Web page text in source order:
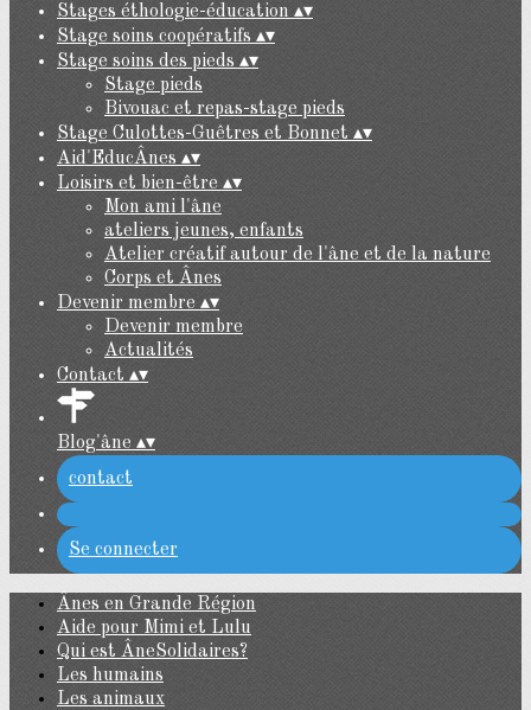
Stages éthologie-éducation ▴▾
Stage soins coopératifs ▴▾
Stage soins des pieds ▴▾
Stage pieds
Bivouac et repas-stage pieds
Stage Culottes-Guêtres et Bonnet ▴▾
Aid'EducÂnes ▴▾
Loisirs et bien-être ▴▾
Mon ami l'âne
ateliers jeunes, enfants
Atelier créatif autour de l'âne et de la nature
Corps et Ânes
Devenir membre ▴▾
Devenir membre
Actualités
Contact ▴▾
Blog'âne ▴▾
contact
Se connecter
Ânes en Grande Région
Aide pour Mimi et Lulu
Qui est ÂneSolidaires?
Les humains
Les animaux